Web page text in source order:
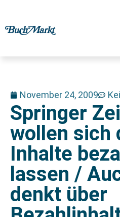
November 24, 2009
Springer
wollen sich
Inhalte
lassen /
denkt über